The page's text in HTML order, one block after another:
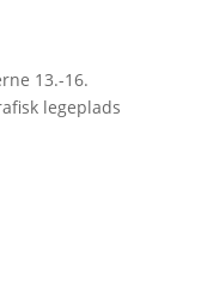
13.-16.
legeplads